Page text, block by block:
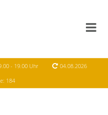
- 19.00 Uhr
04.08.2026
184